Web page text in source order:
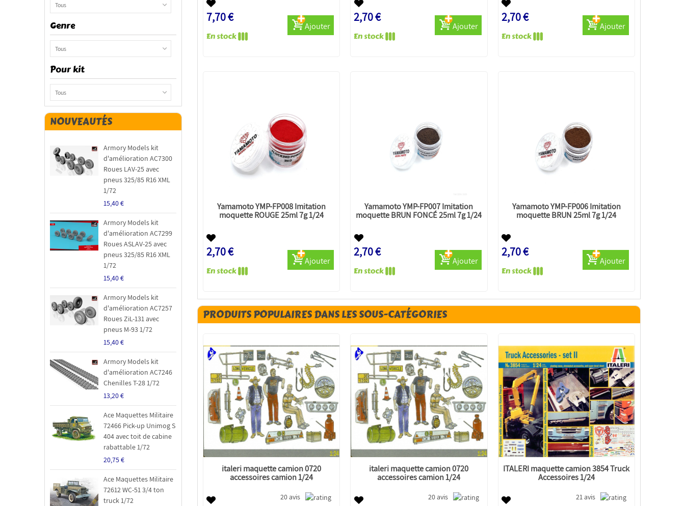
Tous
Genre
Tous
Pour kit
Tous
NOUVEAUTÉS
Armory Models kit
d'amélioration AC7300
Roues LAV-25 avec
pneus 325/85 R16 XML
1/72
15,40 €
Armory Models kit
d'amélioration AC7299
Roues ASLAV-25 avec
pneus 325/85 R16 XML
1/72
15,40 €
Armory Models kit
d'amélioration AC7257
Roues ZiL-131 avec
pneus M-93 1/72
15,40 €
Armory Models kit
d'amélioration AC7246
Chenilles T-28 1/72
13,20 €
Ace Maquettes Militaire
72466 Pick-up Unimog S
404 avec toit de cabine
rabattable 1/72
20,75 €
Ace Maquettes Militaire
72612 WC-51 3/4 ton
truck 1/72
7,70 €
Ajouter
2,70 €
Ajouter
2,70 €
Ajouter
Yamamoto YMP-FP008 Imitation
moquette ROUGE 25ml 7g 1/24
2,70 €
Ajouter
Yamamoto YMP-FP007 Imitation
moquette BRUN FONCÉ 25ml 7g 1/24
2,70 €
Ajouter
Yamamoto YMP-FP006 Imitation
moquette BRUN 25ml 7g 1/24
2,70 €
Ajouter
PRODUITS POPULAIRES DANS LES SOUS-CATÉGORIES
italeri maquette camion 0720
accessoires camion 1/24
20 avis
italeri maquette camion 0720
accessoires camion 1/24
20 avis
ITALERI maquette camion 3854 Truck
Accessoires 1/24
21 avis